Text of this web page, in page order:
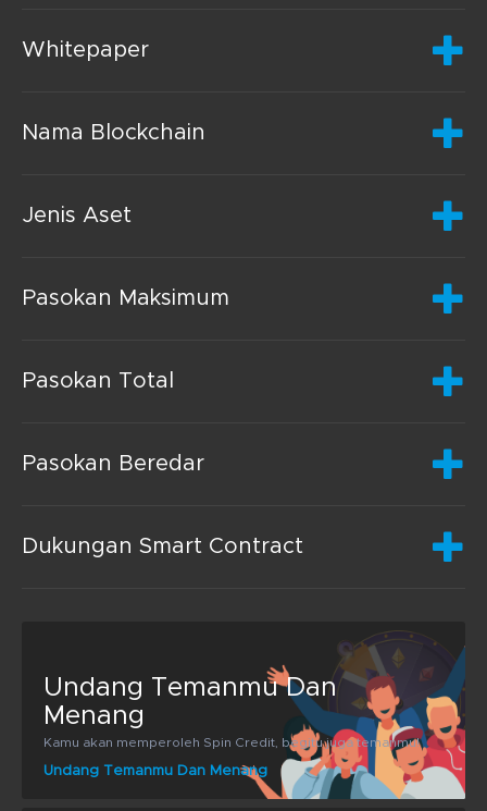
Whitepaper
Nama Blockchain
Jenis Aset
Pasokan Maksimum
Pasokan Total
Pasokan Beredar
Dukungan Smart Contract
Undang Temanmu Dan
Menang
Kamu akan memperoleh Spin Credit, begitu juga temanmu!
Undang Temanmu Dan Menang